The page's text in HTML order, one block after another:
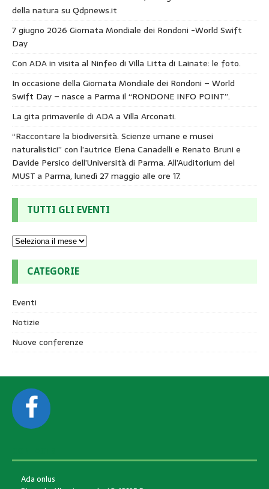
della natura su Qdpnews.it
7 giugno 2026 Giornata Mondiale dei Rondoni -World Swift
Day
Con ADA in visita al Ninfeo di Villa Litta di Lainate: le foto.
In occasione della Giornata Mondiale dei Rondoni – World
Swift Day – nasce a Parma il “RONDONE INFO POINT”.
La gita primaverile di ADA a Villa Arconati.
“Raccontare la biodiversità. Scienze umane e musei
naturalistici” con l’autrice Elena Canadelli e Renato Bruni e
Davide Persico dell’Università di Parma. All’Auditorium del
MUST a Parma, lunedì 27 maggio alle ore 17.
TUTTI GLI EVENTI
CATEGORIE
Eventi
Notizie
Nuove conferenze
Ada onlus